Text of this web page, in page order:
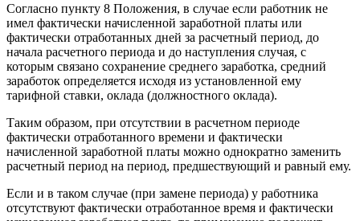
Согласно пункту 8 Положения, в случае если работник не
имел фактически начисленной заработной платы или
фактически отработанных дней за расчетный период, до
начала расчетного периода и до наступления случая, с
которым связано сохранение среднего заработка, средний
заработок определяется исходя из установленной ему
тарифной ставки, оклада (должностного оклада).
Таким образом, при отсутствии в расчетном периоде
фактически отработанного времени и фактически
начисленной заработной платы можно однократно заменить
расчетный период на период, предшествующий и равный ему.
Если и в таком случае (при замене периода) у работника
отсутствуют фактически отработанное время и фактически